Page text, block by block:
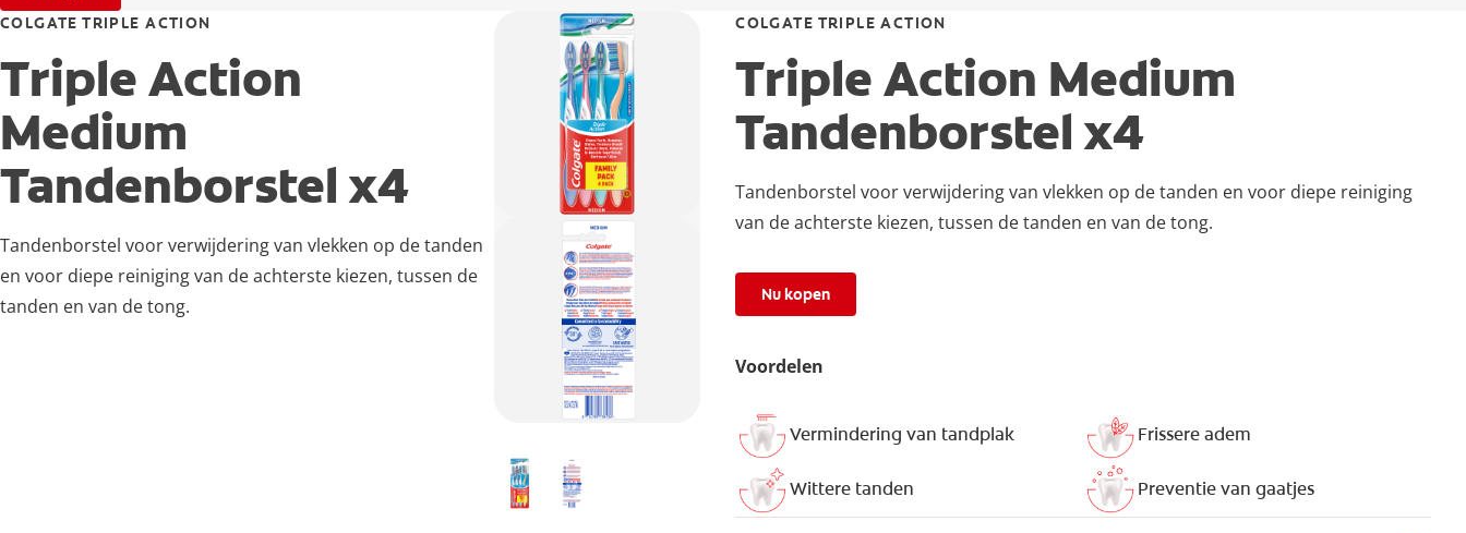
COLGATE TRIPLE ACTION
Triple Action
Medium
Tandenborstel x4
Tandenborstel voor verwijdering van vlekken op de tanden
en voor diepe reiniging van de achterste kiezen, tussen de
tanden en van de tong.
COLGATE TRIPLE ACTION
Triple Action Medium
Tandenborstel x4
Tandenborstel voor verwijdering van vlekken op de tanden en voor diepe reiniging
van de achterste kiezen, tussen de tanden en van de tong.
Nu kopen
Voordelen
Vermindering van tandplak Frissere adem
Wittere tanden Preventie van gaatjes